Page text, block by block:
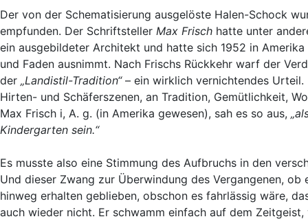
Der von der Schematisierung ausgelöste Halen-Schock
empfunden. Der Schriftsteller Max Frisch hatte unter
ein ausgebildeter Architekt und hatte sich 1952 in
und Faden ausnimmt. Nach Frischs Rückkehr warf der
der „Landistil-Tradition“– ein wirklich vernichtendes Urteil.
Hirten- und Schäferszenen, an Tradition, Gemütlichkeit,
Max Frisch i, A. g. (in Amerika gewesen), sah es so aus,
Kindergarten sein.“
Es musste also eine Stimmung des Aufbruchs in den
Und dieser Zwang zur Überwindung des Vergangenen,
hinweg erhalten geblieben, obschon es fahrlässig wäre,
auch wieder nicht. Er schwamm einfach auf dem